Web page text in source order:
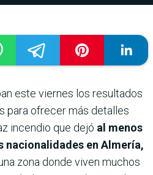
este viernes los resultados
para ofrecer más detalles
incendio que dejó al menos
nacionalidades en Almería,
zona donde viven muchos